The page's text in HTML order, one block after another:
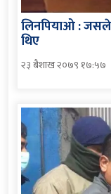
लिनपियाओ : जसले
थिए
२३ बैशाख २०७९ १७:५७